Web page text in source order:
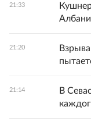
21:33
21:20
21:14
В